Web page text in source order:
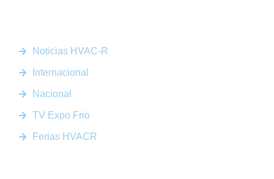
Noticias HVAC-R
Internacional
Nacional
TV Expo Frio
Ferias HVACR